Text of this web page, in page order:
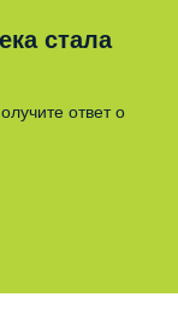
стала
ответ о